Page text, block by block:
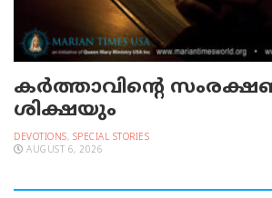
കർത്താവിന്റെ
ശിക്ഷയും
DEVOTIONS, SPECIAL STORIES
AUGUST 6, 2026